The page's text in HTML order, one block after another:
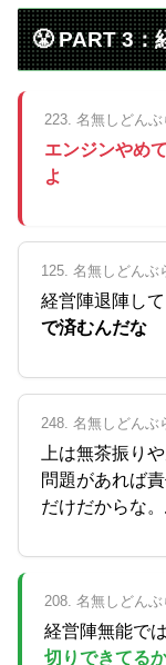
😤 PART 3：
223. 名無しどん
エンジンやめ
よ
125. 名無しどんぶ
経営陣退陣し
で済むんだな
248. 名無しどんぶ
上は無茶振り
問題があれば
だけだからな。
208. 名無しどん
経営陣無能で
切りできてる